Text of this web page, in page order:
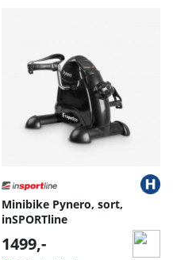
Minibike Pynero, sort,
inSPORTline
1499,-